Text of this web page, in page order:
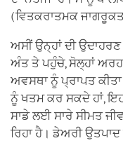
(ਵਿਤਕਰਾਤਮਕ
ਅਸੀਂ ਉਨ੍ਹਾਂ ਦੀ
ਅੰਤ ਤੇ ਪਹੁੰਚੇ, ਸੋਲ੍ਹਾਂ
ਅਵਸਥਾ ਨੂੰ ਪ੍ਰਾਪਤ
ਨੂੰ ਖਤਮ ਕਰ ਸਕਦੇ ਹਾਂ, ਇਹ
ਸਾਡੇ ਲਈ ਸਾਰੇ ਸੀਮਤ
ਰਿਹਾ ਹੈ। ਡੇਅਰੀ